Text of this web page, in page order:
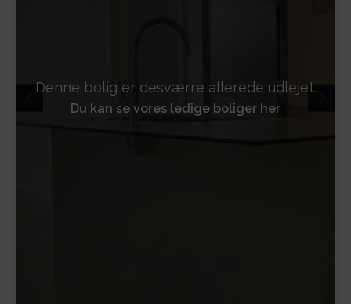
Denne bolig er desværre allerede udlejet.
Du kan se vores ledige boliger her